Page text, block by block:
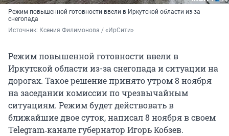
Режим повышенной готовности ввели в Иркутской области из-за
снегопада
Источник: Ксения Филимонова / «ИрСити»
Режим повышенной готовности ввели в
Иркутской области из-за снегопада и ситуации на
дорогах. Такое решение принято утром 8 ноября
на заседании комиссии по чрезвычайным
ситуациям. Режим будет действовать в
ближайшие двое суток, написал 8 ноября в своем
Telegram‑канале губернатор Игорь Кобзев.